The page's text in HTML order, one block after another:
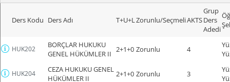
Ders Kodu Ders Adı T+U+LZorunlu/SeçmeliAKTS
Grup
Ders
Adedi
HUK202
BORÇLAR HUKUKU
GENEL HÜKÜMLER II 2+1+0 Zorunlu 4
HUK204
CEZA HUKUKU GENEL
HÜKÜMLER II
2+1+0 Zorunlu 3